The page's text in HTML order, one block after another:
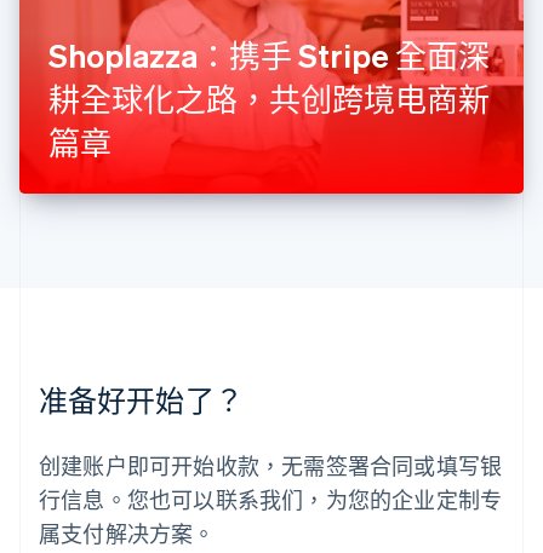
Shoplazza：携手 Stripe 全面深
耕全球化之路，共创跨境电商新
篇章
准备好开始了？
创建账户即可开始收款，无需签署合同或填写银
行信息。您也可以联系我们，为您的企业定制专
属支付解决方案。
FrançaisDeutsch English
罗马尼亚
English
马尔他
English
马来西亚
美国
日本
日本語English
SvenskaEnglish
瑞士
DeutschFrançais ItalianoEnglish
塞浦路斯